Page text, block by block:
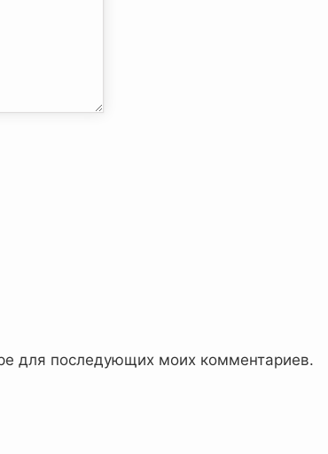
для последующих моих комментариев.